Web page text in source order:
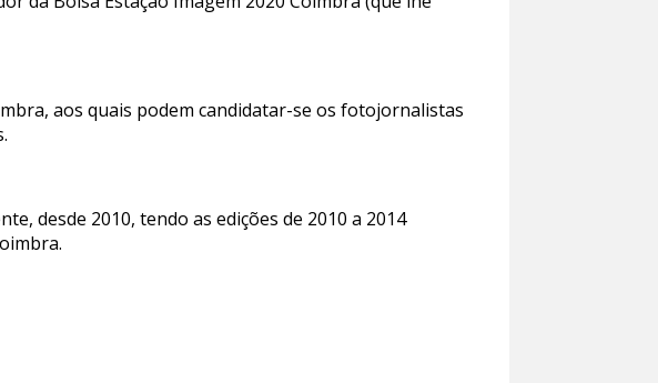
aos quais podem candidatar-se os fotojornalistas
desde 2010, tendo as edições de 2010 a 2014